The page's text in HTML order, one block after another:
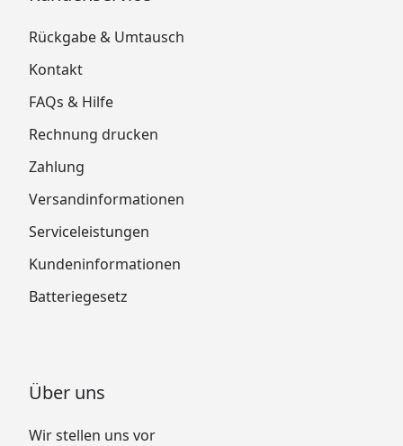
Rückgabe & Umtausch
Kontakt
FAQs & Hilfe
Rechnung drucken
Zahlung
Versandinformationen
Serviceleistungen
Kundeninformationen
Batteriegesetz
Über uns
Wir stellen uns vor